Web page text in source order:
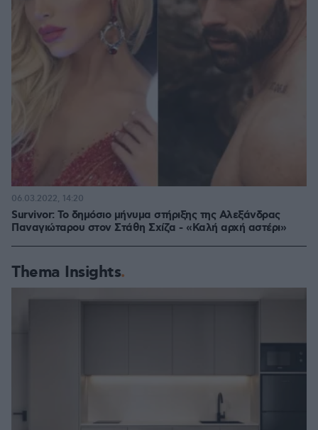
Survivor: Το δημόσιο μήνυμα στήριξης της Αλεξάνδρας
Παναγιώταρου στον Στάθη Σχίζα - «Καλή αρχή αστέρι»
06.03.2022, 14:20
Thema Insights